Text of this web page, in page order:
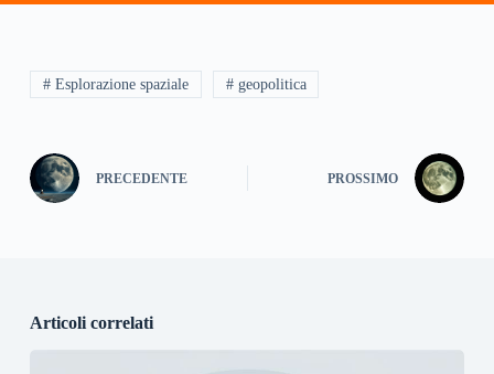
# Esplorazione spaziale # geopolitica
PRECEDENTE PROSSIMO
Articoli correlati